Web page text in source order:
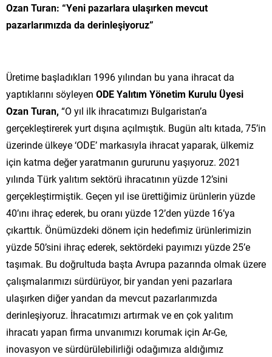
Ozan Turan: “Yeni pazarlara ulaşırken mevcut
pazarlarımızda da derinleşiyoruz”
Üretime başladıkları 1996 yılından bu yana ihracat da
yaptıklarını söyleyen ODE Yalıtım Yönetim Kurulu Üyesi
Ozan Turan, “O yıl ilk ihracatımızı Bulgaristan’a
gerçekleştirerek yurt dışına açılmıştık. Bugün altı kıtada, 75’in
üzerinde ülkeye ‘ODE’ markasıyla ihracat yaparak, ülkemiz
için katma değer yaratmanın gururunu yaşıyoruz. 2021
yılında Türk yalıtım sektörü ihracatının yüzde 12’sini
gerçekleştirmiştik. Geçen yıl ise ürettiğimiz ürünlerin yüzde
40’ını ihraç ederek, bu oranı yüzde 12’den yüzde 16’ya
çıkarttık. Önümüzdeki dönem için hedefimiz ürünlerimizin
yüzde 50’sini ihraç ederek, sektördeki payımızı yüzde 25’e
taşımak. Bu doğrultuda başta Avrupa pazarında olmak üzere
çalışmalarımızı sürdürüyor, bir yandan yeni pazarlara
ulaşırken diğer yandan da mevcut pazarlarımızda
derinleşiyoruz. İhracatımızı artırmak ve en çok yalıtım
ihracatı yapan firma unvanımızı korumak için Ar-Ge,
inovasyon ve sürdürülebilirliği odağımıza aldığımız